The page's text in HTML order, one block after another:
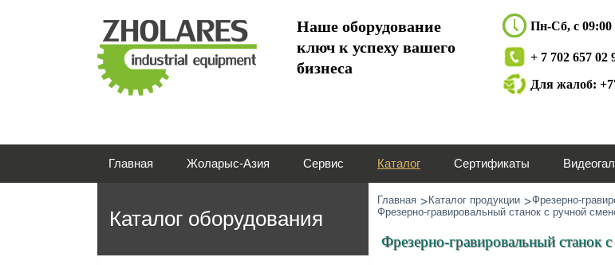
Наше оборудование
ключ к успеху вашего
бизнеса
Пн-Сб, с 09:00
+ 7 702 657 02
Для жалоб:
Главная Жоларыс-Азия Сервис Каталог Сертификаты
Каталог оборудования
Главная Каталог продукции
Фрезерно-
Фрезерно-гравировальный станок с ручной
Фрезерно-гравировальный станок